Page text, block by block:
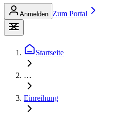
Anmelden Zum Portal
Startseite
…
Einreihung